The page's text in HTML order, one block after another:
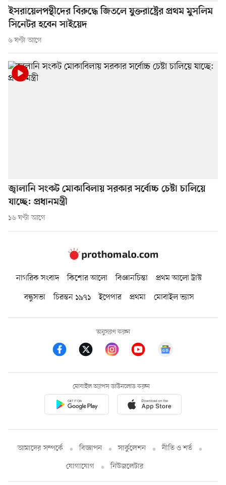
ইসরায়েলপন্থীদের বিরুদ্ধে জিতলে যুক্তরাষ্ট্রের প্রথম মুসলিম
সিনেটর হবেন সাইয়েদ
৬ ঘণ্টা আগে
জ্বালানি সংকট মোকাবিলায় সরকার সর্বোচ্চ চেষ্টা চালিয়ে
যাচ্ছে: প্রধানমন্ত্রী
১৬ ঘণ্টা আগে
নাগরিক সংবাদ কিশোর আলো বিজ্ঞানচিন্তা
প্রথম আলো ট্রাস্ট
বন্ধুসভা
চিরন্তন ১৯৭১ ইপেপার প্রথমা মোবাইল ভ্যাস
অনুসরণ করুন
মোবাইল অ্যাপস ডাউনলোড করুন
আমাদের সম্পর্কে বিজ্ঞাপন সার্কুলেশন
নীতি ও শর্ত
যোগাযোগ
নিউজলেটার